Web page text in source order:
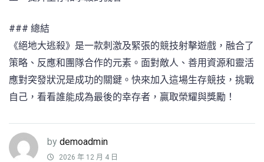
### 總結
《絕地大逃殺》是一款刺激及緊張的競技射擊遊戲，融合了
策略、反應和團隊合作的元素。面對敵人、善用資源和靈活
應對突發狀況是成功的關鍵。快來加入這場生存競技，挑戰
自己，看看誰能成為最後的幸存者，贏取榮耀與獎勵！
by demoadmin
2026 年 12 月 4 日